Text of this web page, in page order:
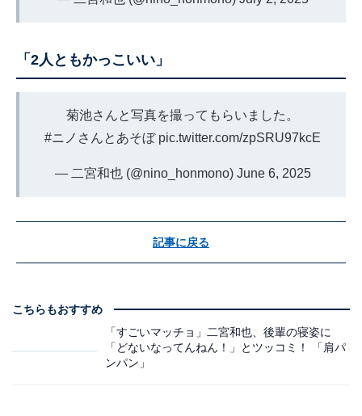
「2人ともかっこいい」
菊池さんと写真を撮ってもらいました。
#ニノさんとあそぼ pic.twitter.com/zpSRU97kcE
— 二宮和也 (@nino_honmono) June 6, 2025
記事に戻る
こちらもおすすめ
「すごいマッチョ」二宮和也、後輩の寝姿に
「どないなってんねん！」とツッコミ！ 「肩パ
ンパン」